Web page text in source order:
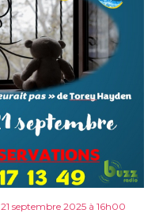
21 septembre 2025 à 16h00